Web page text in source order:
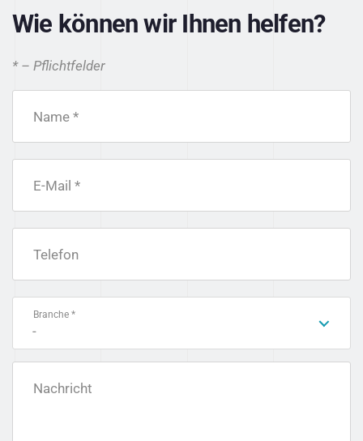
Wie können wir Ihnen helfen?
* – Pflichtfelder
Name *
E-Mail *
Telefon
Branche *
-
Nachricht